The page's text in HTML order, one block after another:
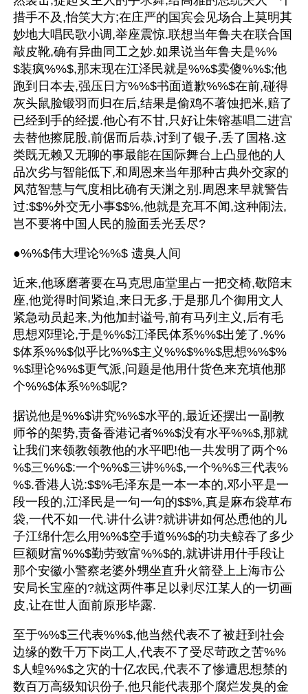
措手不及,怡笑大方;在庄严的国宾会见场合上莫明其
妙地大唱民歌小调,举座震惊.联想当年鲁夫在联合国
敲皮靴,确有异曲同工之妙.如果说当年鲁夫是%%
$装疯%%$,那末现在江泽民就是%%$卖傻%%$;他
跑到日本去,强压日方%%$书面道歉%%$在前,碰得
灰头鼠脸锻羽而归在后,结果是偷鸡不著蚀把米,赔了
已经到手的经援.他心有不甘,只好让朱镕基唱二进宫
去替他擦屁股,前倨而后恭,讨到了银子,丢了国格.这
类既无赖又无聊的事最能在国际舞台上凸显他的人
品次劣与智能低下,和周恩来当年那种古典外交家的
风范智慧与气度相比确有天渊之别.周恩来早就警告
过:$$%外交无小事$$%,他就是充耳不闻,这种闹法,
岂不要将中国人民的脸面丢光丢尽?
●%%$伟大理论%%$ 遗臭人间
近来,他琢磨著要在马克思庙堂里占一把交椅,敬陪末
座,他觉得时间紧迫,来日无多,于是那几个御用文人
紧急动员起来,为他加封谥号,前有马列主义,后有毛
思想邓理论,于是%%$江泽民体系%%$出笼了.%%
$体系%%$似乎比%%$主义%%$%%$思想%%$%
%$理论%%$更气派,问题是他用什货色来充填他那
个%%$体系%%$呢?
据说他是%%$讲究%%$水平的,最近还摆出一副教
师爷的架势,责备香港记者%%$没有水平%%$,那就
让我们来领教领教他的水平吧!他一共发明了两个%
%$三%%$:一个%%$三讲%%$,一个%%$三代表%
%$.香港人说:$$%毛泽东是一本一本的,邓小平是一
段一段的,江泽民是一句一句的$$%,真是麻布袋草布
袋,一代不如一代.讲什么讲?就讲讲如何怂恿他的儿
子江绵什怎么用%%$空手道%%$的功夫鲸吞了多少
巨额财富%%$勤劳致富%%$的,就讲讲用什手段让
那个安徽小警察老婆外甥坐直升火箭登上上海市公
安局长宝座的?就这两件事足以剥尽江某人的一切画
皮,让在世人面前原形毕露.
至于%%$三代表%%$,他当然代表不了被赶到社会
边缘的数千万下岗工人,代表不了受尽苛政之苦%%
$人蝗%%$之灾的十亿农民,代表不了惨遭思想禁的
数百万高级知识份子,他只能代表那个腐烂发臭的金